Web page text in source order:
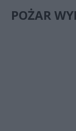
POŻAR